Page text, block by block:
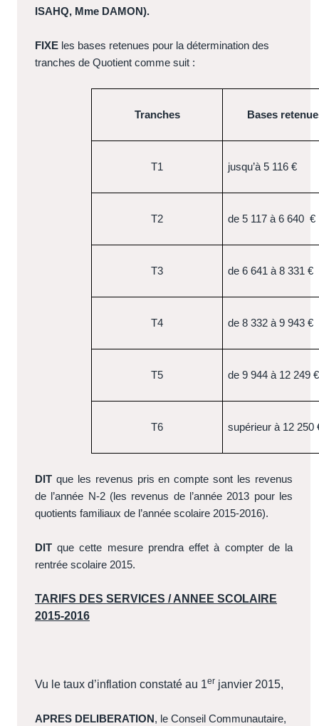
ISAHQ, Mme DAMON).
FIXE les bases retenues pour la détermination des
tranches de Quotient comme suit :
Tranches Bases
T1 jusqu’à 5 116 €
T2 de 5 117 à 6 640 €
T3 de 6 641 à 8 331 €
T4 de 8 332 à 9 943 €
T5 de 9 944 à 12 249 €
T6 supérieur à 12 250
DIT que les revenus pris en compte sont les revenus
de l’année N-2 (les revenus de l’année 2013 pour les
quotients familiaux de l’année scolaire 2015-2016).
DIT que cette mesure prendra effet à compter de la
rentrée scolaire 2015.
TARIFS DES SERVICES / ANNEE SCOLAIRE
2015-2016
Vu le taux d’inflation constaté au 1er janvier 2015,
APRES DELIBERATION , le Conseil Communautaire,